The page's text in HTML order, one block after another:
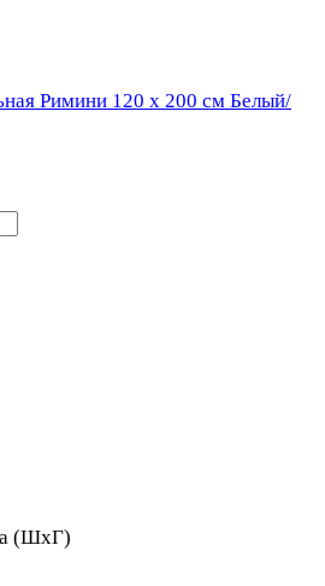
Римини 120 х 200 см Белый/
(ШхГ)